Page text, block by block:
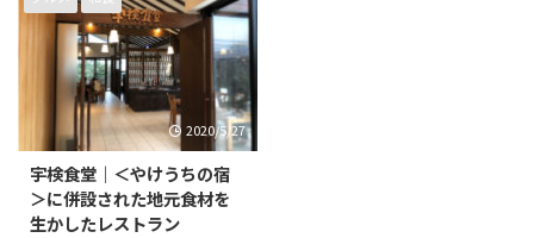
2020/5/27
宇検食堂｜＜やけうちの宿
＞に併設された地元食材を
生かしたレストラン